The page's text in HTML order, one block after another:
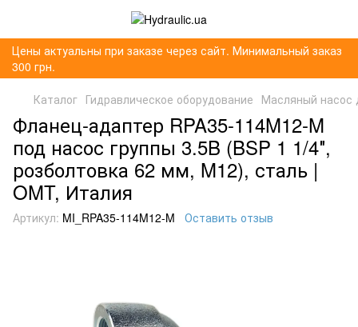
Цены актуальны при заказе через сайт. Минимальный заказ
300 грн.
Каталог Гидравлическое оборудование Масляный насос
Фланец-адаптер RPA35-114M12-M
под насос группы 3.5B (BSP 1 1/4″,
розболтовка 62 мм, M12), сталь |
OMT, Италия
Артикул: MI_RPA35-114M12-M Оставить отзыв